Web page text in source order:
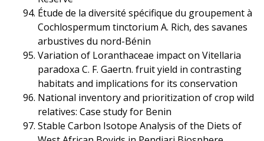
Étude de la diversité spécifique du groupement à
Cochlospermum tinctorium A. Rich, des savanes
arbustives du nord-Bénin
Variation of Loranthaceae impact on Vitellaria
paradoxa C. F. Gaertn. fruit yield in contrasting
habitats and implications for its conservation
National inventory and prioritization of crop wild
relatives: Case study for Benin
Stable Carbon Isotope Analysis of the Diets of